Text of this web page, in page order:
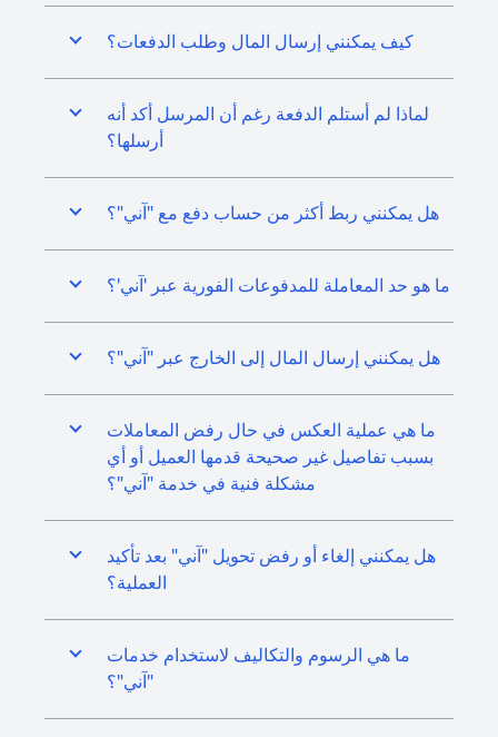
كيف يمكنني إرسال المال وطلب الدفعات؟
لماذا لم أستلم الدفعة رغم أن المرسل أكد أنه
أرسلها؟
هل يمكنني ربط أكثر من حساب دفع مع "آني"؟
ما هو حد المعاملة للمدفوعات الفورية عبر 'آني'؟
هل يمكنني إرسال المال إلى الخارج عبر "آني"؟
ما هي عملية العكس في حال رفض المعاملات
بسبب تفاصيل غير صحيحة قدمها العميل أو أي
مشكلة فنية في خدمة "آني"؟
هل يمكنني إلغاء أو رفض تحويل "آني" بعد تأكيد
العملية؟
ما هي الرسوم والتكاليف لاستخدام خدمات
"آني"؟